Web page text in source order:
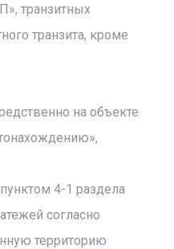
транзитных
транзита, кроме
на объекте
4-1 раздела
согласно
территорию